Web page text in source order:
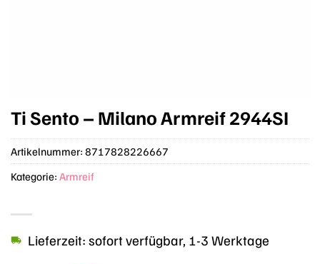
Ti Sento – Milano Armreif 2944SI
Lieferzeit: sofort verfügbar, 1-3 Werktage
Artikelnummer: 8717828226667
Kategorie: Armreif